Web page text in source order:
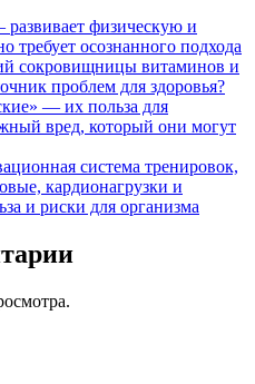
развивает физическую и
требует осознанного подхода
сокровищницы витаминов и
проблем для здоровья?
— их польза для
вред, который они могут
система тренировок,
кардионагрузки и
и риски для организма